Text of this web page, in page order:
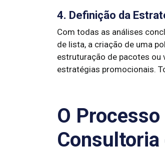
4. Definição da
Com todas as análises
de lista, a criação de uma
estruturação de pacotes ou
estratégias promocionais.
O